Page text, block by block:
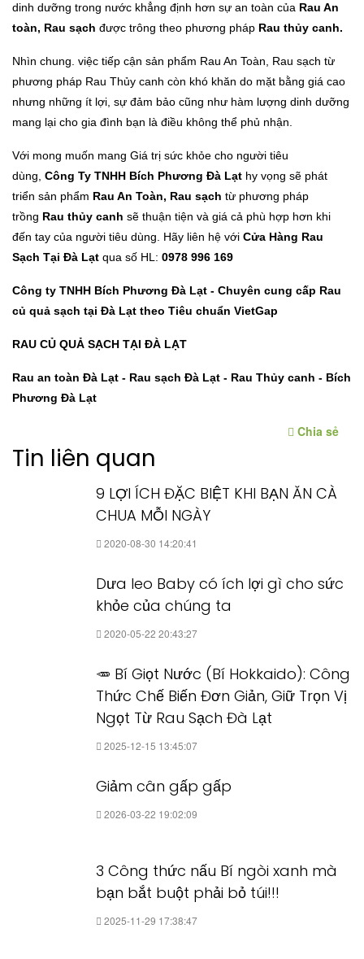
dinh dưỡng trong nước khẳng định hơn sự an toàn của Rau An
toàn, Rau sạch được trông theo phương pháp Rau thủy canh.
Nhìn chung. việc tiếp cận sản phẩm Rau An Toàn, Rau sạch từ
phương pháp Rau Thủy canh còn khó khăn do mặt bằng giá cao
nhưng những ít lợi, sự đảm bảo cũng như hàm lượng dinh dưỡng
mang lại cho gia đình bạn là điều không thể phủ nhận.
Với mong muốn mang Giá trị sức khỏe cho người tiêu
dùng, Công Ty TNHH Bích Phương Đà Lạt hy vọng sẽ phát
triển sản phẩm Rau An Toàn, Rau sạch từ phương pháp
trồng Rau thủy canh sẽ thuận tiện và giá cả phù hợp hơn khi
đến tay của người tiêu dùng. Hãy liên hệ với Cửa Hàng Rau
Sạch Tại Đà Lạt qua số HL: 0978 996 169
Công ty TNHH Bích Phương Đà Lạt - Chuyên cung cấp Rau
củ quả sạch tại Đà Lạt theo Tiêu chuẩn VietGap
RAU CỦ QUẢ SẠCH TẠI ĐÀ LẠT
Rau an toàn Đà Lạt - Rau sạch Đà Lạt - Rau Thủy canh - Bích
Phương Đà Lạt
Chia sẻ
Tin liên quan
9 LỢI ÍCH ĐẶC BIỆT KHI BẠN ĂN CÀ
CHUA MỖI NGÀY
2020-08-30 14:20:41
Dưa leo Baby có ích lợi gì cho sức
khỏe của chúng ta
2020-05-22 20:43:27
🥕 Bí Giọt Nước (Bí Hokkaido): Công
Thức Chế Biến Đơn Giản, Giữ Trọn Vị
Ngọt Từ Rau Sạch Đà Lạt
2025-12-15 13:45:07
Giảm cân gấp gấp
2026-03-22 19:02:09
3 Công thức nấu Bí ngòi xanh mà
bạn bắt buột phải bỏ túi!!!
2025-11-29 17:38:47